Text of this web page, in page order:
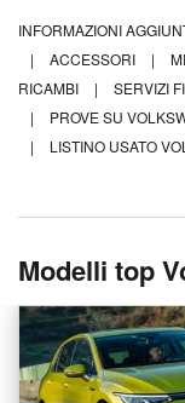
INFORMAZIONI
|
ACCESSORI |
RICAMBI
| SERVIZI
|
PROVE SU
|
LISTINO USATO
Modelli top